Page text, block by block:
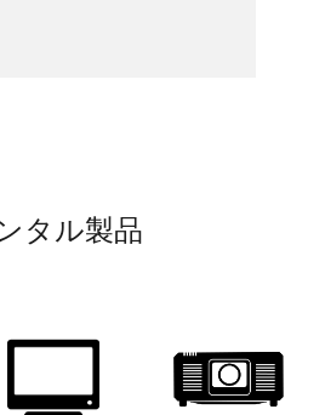
タル製品